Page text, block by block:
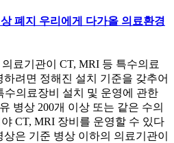
폐지 우리에게 다가올 의료환경
의료기관이 CT, MRI 등 특수의료
려면 정해진 설치 기준을 갖추어
수의료장비 설치 및 운영에 관한
병상 200개 이상 또는 같은 수의
CT, MRI 장비를 운영할 수 있다
은 기준 병상 이하의 의료기관이